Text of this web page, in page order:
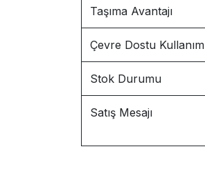
Taşıma Avantajı
Çevre Dostu Kullanım
Stok Durumu
Satış Mesajı